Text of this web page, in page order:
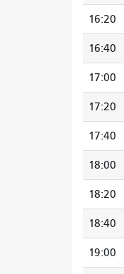
16:20
16:40
17:00
17:20
17:40
18:00
18:20
18:40
19:00